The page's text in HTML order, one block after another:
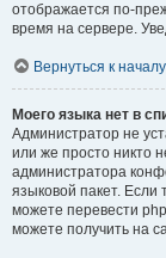
отображается по-
время на сервере.
Вернуться к началу
Моего языка нет в
Администратор не
или же просто никто
администратора
языковой пакет. Если
можете перевести
можете получить на